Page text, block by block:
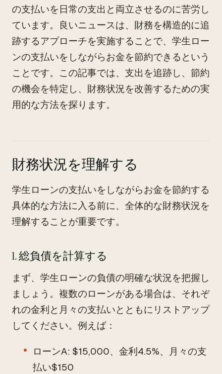
の支払いを日常の支出と両立させるのに苦労し
ています。良いニュースは、財務を構造的に追
跡するアプローチを実施することで、学生ロー
ンの支払いをしながらお金を節約できるという
ことです。この記事では、支出を追跡し、節約
の機会を特定し、財務状況を改善するための実
用的な方法を探ります。
財務状況を理解する
学生ローンの支払いをしながらお金を節約する
具体的な方法に入る前に、全体的な財務状況を
理解することが重要です。
1. 総負債を計算する
まず、学生ローンの負債の明確な状況を把握し
ましょう。複数のローンがある場合は、それぞ
れの金利と月々の支払いとともにリストアップ
してください。例えば：
ローンA: $15,000、金利4.5%、月々の支
払い$150